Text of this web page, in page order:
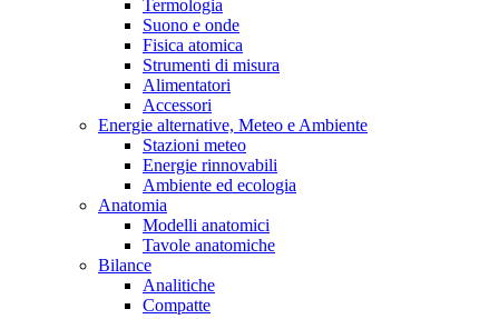
Termologia
Suono e onde
Fisica atomica
Strumenti di misura
Alimentatori
Accessori
Energie alternative, Meteo e Ambiente
Stazioni meteo
Energie rinnovabili
Ambiente ed ecologia
Anatomia
Modelli anatomici
Tavole anatomiche
Bilance
Analitiche
Compatte